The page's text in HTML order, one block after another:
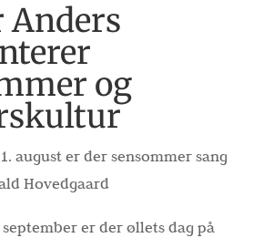
og
august er der sensommer sang
Hovedgaard
september er der øllets dag på